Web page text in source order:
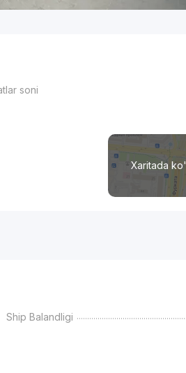
soni
Xaritada
Ship Balandligi